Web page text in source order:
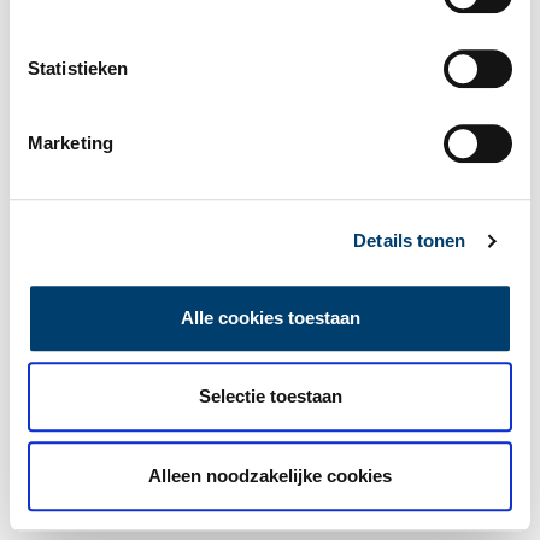
Statistieken
Marketing
Details tonen
Alle cookies toestaan
Selectie toestaan
Alleen noodzakelijke cookies